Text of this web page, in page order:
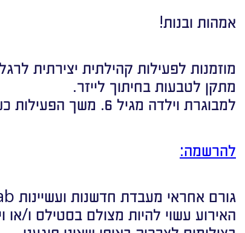
אמהות ובנות!
מוזמנות לפעילות קהילתית יצירתית
מתקן לטבעות בחיתוך לייזר.
למבוגרת וילדה מגיל 6. משך הפעילות כשעה.
להרשמה:
גורם אחראי מעבדת חדשנות ועשיינות MakeLab
האירוע עשוי להיות מצולם בסטילס ו/או